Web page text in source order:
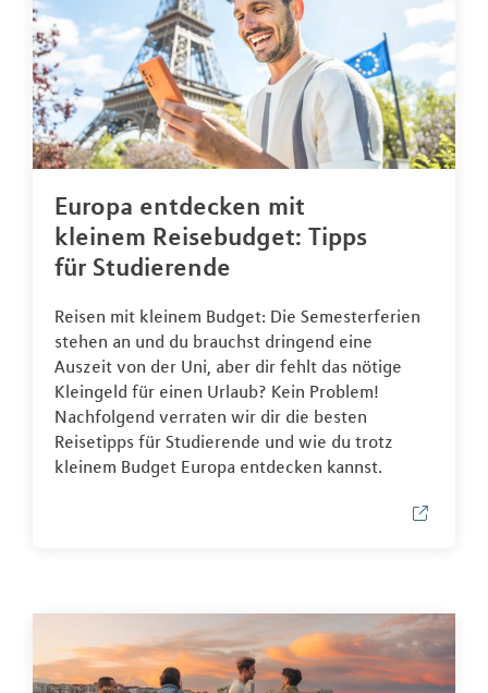
Europa entdecken mit
kleinem Reisebudget: Tipps
für Studierende
Reisen mit kleinem Budget: Die Semesterferien
stehen an und du brauchst dringend eine
Auszeit von der Uni, aber dir fehlt das nötige
Kleingeld für einen Urlaub? Kein Problem!
Nachfolgend verraten wir dir die besten
Reisetipps für Studierende und wie du trotz
kleinem Budget Europa entdecken kannst.